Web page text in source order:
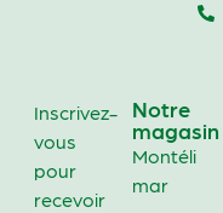
Inscrivez-
vous
pour
recevoir
Notre
magasin
Montéli
mar